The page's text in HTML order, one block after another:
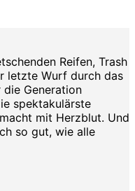
Reifen, Trash
letzte Wurf durch das
Generation
spektakulärste
mit Herzblut. Und
so gut, wie alle